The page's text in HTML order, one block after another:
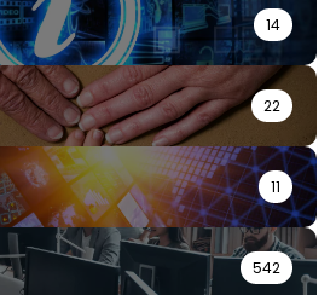
14
22
11
542